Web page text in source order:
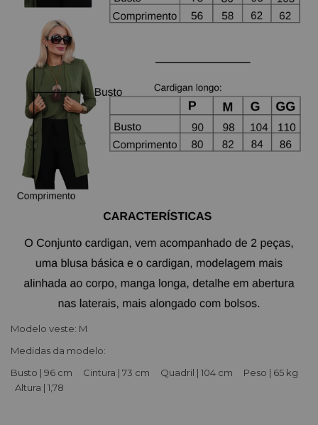
Modelo veste: M
Medidas da modelo:
Busto | 96 cm Cintura | 73 cm Quadril | 104 cm Peso | 65 kg
Altura | 1,78